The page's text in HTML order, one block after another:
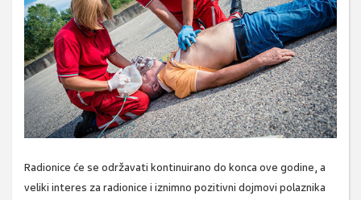
Radionice će se održavati kontinuirano do konca ove godine, a
veliki interes za radionice i iznimno pozitivni dojmovi polaznika